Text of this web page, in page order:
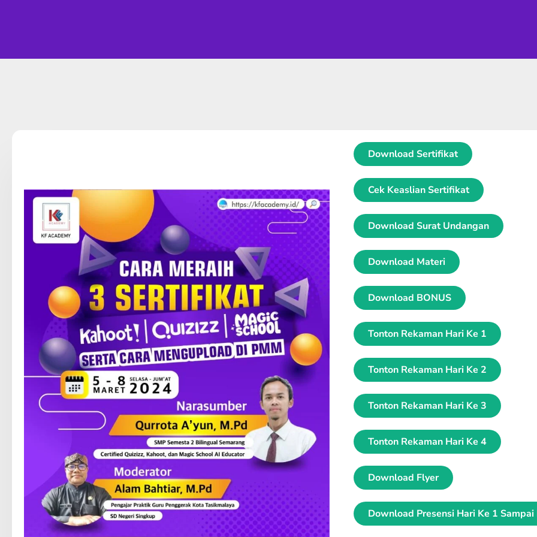
Download Sertifikat
Cek Keaslian Sertifikat
Download Surat Undangan
Download Materi
Download BONUS
Tonton Rekaman Hari Ke 1
Tonton Rekaman Hari Ke 2
Tonton Rekaman Hari Ke 3
Tonton Rekaman Hari Ke 4
Download Flyer
Download Presensi Hari Ke 1 Sampai